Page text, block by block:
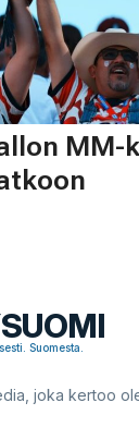
MM-
Suomesta.
joka kertoo